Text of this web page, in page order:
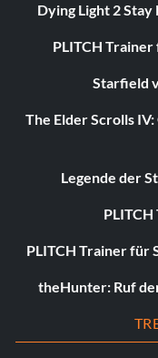
Dying Light 2
PLITCH
Starfield
The Elder Scrolls
Legende der
PLITCH Trainer für
theHunter: Ruf